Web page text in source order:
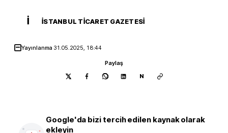
İ İSTANBUL TICARET GAZETESI
Yayınlanma 31.05.2025, 18:44
Paylaş
N
Google'da bizi tercih edilen kaynak olarak
ekleyin